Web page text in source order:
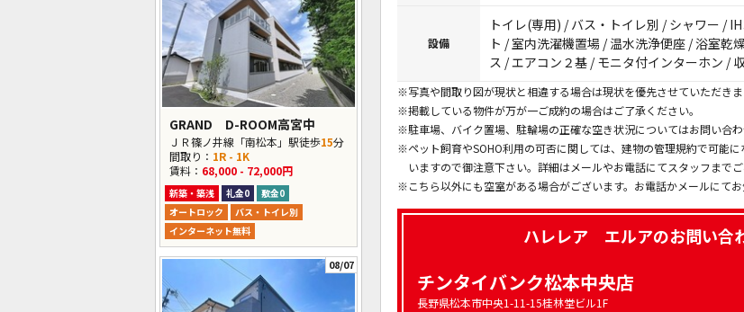
GRAND D-ROOM高宮中
ＪＲ篠ノ井線「南松本」駅徒歩15分
間取り： 1R - 1K
賃料： 68,000 - 72,000円
新築・築浅 礼金0
敷金0
オートロック
バス・トイレ別
インターネット無料
08/07
設備
トイレ(専用) / バス・トイレ別 / シャワー /
ト / 室内洗濯機置場 / 温水洗浄便座 / 浴室乾
ス / エアコン２基 / モニタ付インターホン /
※写真や間取り図が現状と相違する場合は現状を優先させていただきま
※掲載している物件が万が一ご成約の場合はご了承ください。
※駐車場、バイク置場、駐輪場の正確な空き状況についてはお問い合わ
※ペット飼育やSOHO利用の可否に関しては、建物の管理規約で可能
いますので御注意下さい。詳細はメールやお電話にてスタッフまでご
※こちら以外にも空室がある場合がございます。お電話かメールにてお
ハレレア エルアのお問い合
チンタイバンク松本中央店
長野県松本市中央1-11-15桂林堂ビル1F